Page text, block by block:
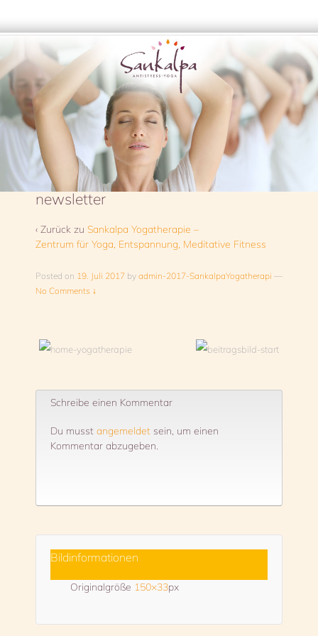
newsletter
‹ Zurück zu Sankalpa Yogatherapie –
Zentrum für Yoga, Entspannung, Meditative Fitness
Posted on 19. Juli 2017 by admin-2017-SankalpaYogatherapi —
No Comments ↓
Schreibe einen Kommentar
Du musst angemeldet sein, um einen
Kommentar abzugeben.
Bildinformationen
Originalgröße 150×33px